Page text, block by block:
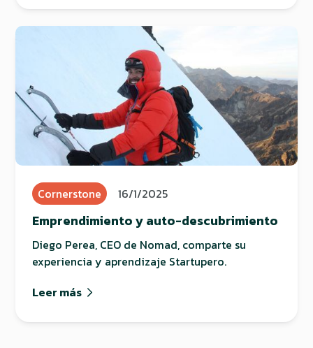
Cornerstone 16/1/2025
Emprendimiento y auto-descubrimiento
Diego Perea, CEO de Nomad, comparte su
experiencia y aprendizaje Startupero.
Leer más